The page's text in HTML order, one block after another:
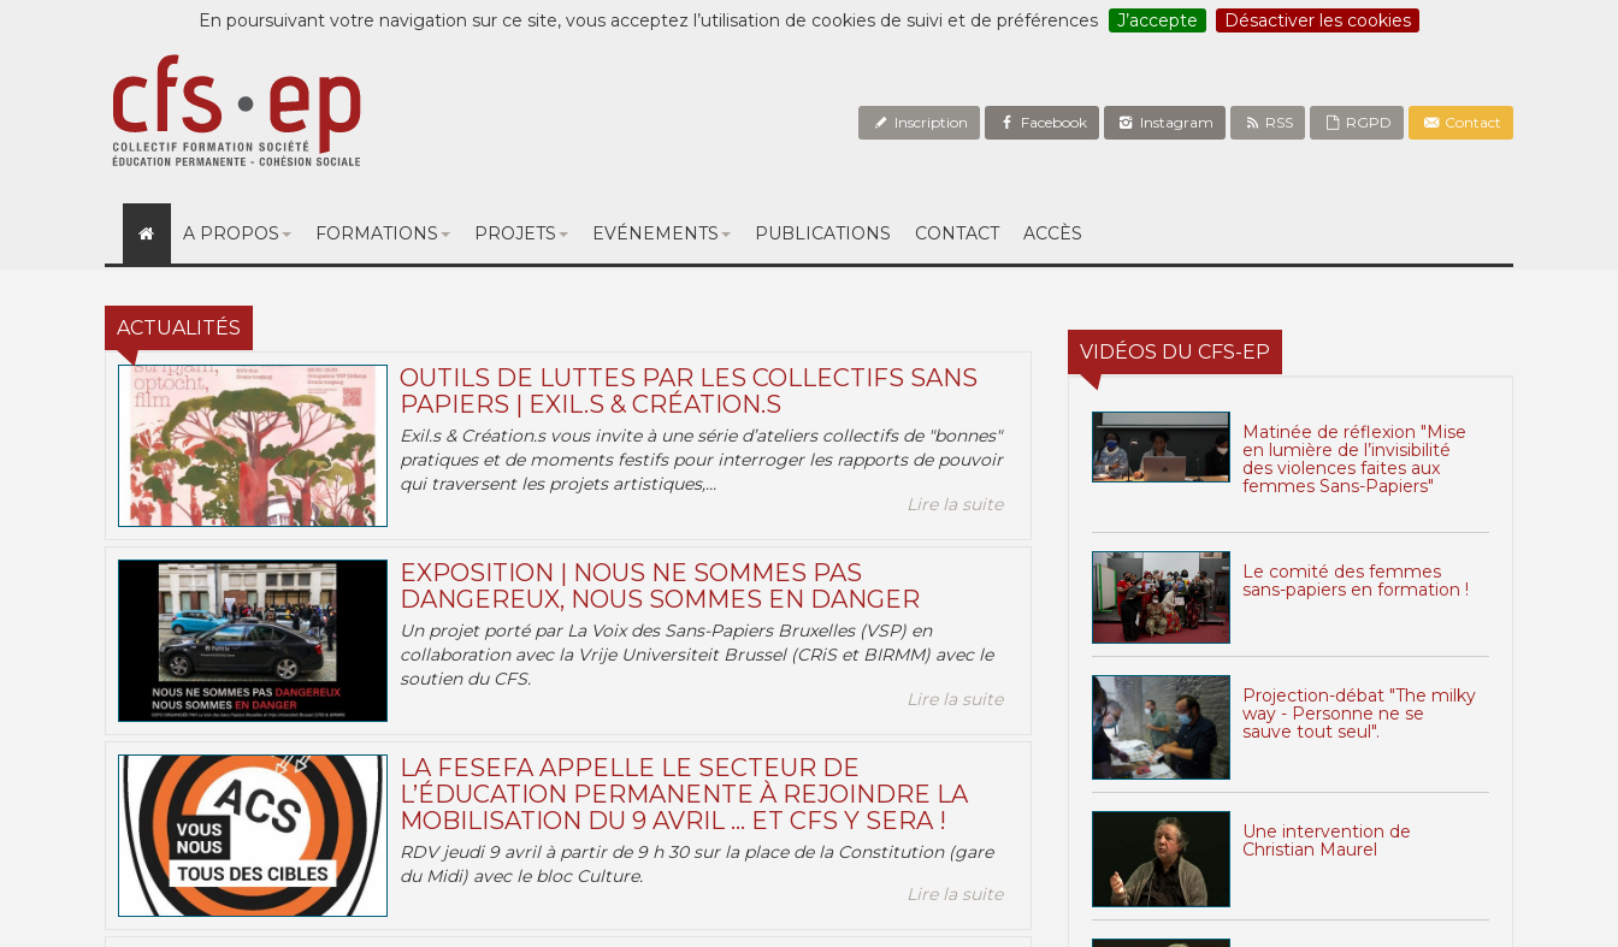
En poursuivant votre navigation sur ce site, vous acceptez l’utilisation de cookies de suivi et de préférences J’accepte Désactiver les cookies
Inscription Facebook Instagram RSS RGPD Contact
A PROPOS FORMATIONS PROJETS EVÉNEMENTS PUBLICATIONS CONTACT ACCÈS
ACTUALITÉS
OUTILS DE LUTTES PAR LES COLLECTIFS SANS
PAPIERS | EXIL.S & CRÉATION.S
Exil.s & Création.s vous invite à une série d’ateliers collectifs de "bonnes"
pratiques et de moments festifs pour interroger les rapports de pouvoir
qui traversent les projets artistiques,...
Lire la suite
EXPOSITION | NOUS NE SOMMES PAS
DANGEREUX, NOUS SOMMES EN DANGER
Un projet porté par La Voix des Sans-Papiers Bruxelles (VSP) en
collaboration avec la Vrije Universiteit Brussel (CRiS et BIRMM) avec le
soutien du CFS.
Lire la suite
LA FESEFA APPELLE LE SECTEUR DE
L’ÉDUCATION PERMANENTE À REJOINDRE LA
MOBILISATION DU 9 AVRIL … ET CFS Y SERA !
RDV jeudi 9 avril à partir de 9 h 30 sur la place de la Constitution (gare
du Midi) avec le bloc Culture.
Lire la suite
VIDÉOS DU CFS-EP
Matinée de réflexion "Mise
en lumière de l’invisibilité
des violences faites aux
femmes Sans-Papiers"
Le comité des femmes
sans-papiers en formation !
Projection-débat "The milky
way - Personne ne se
sauve tout seul".
Une intervention de
Christian Maurel